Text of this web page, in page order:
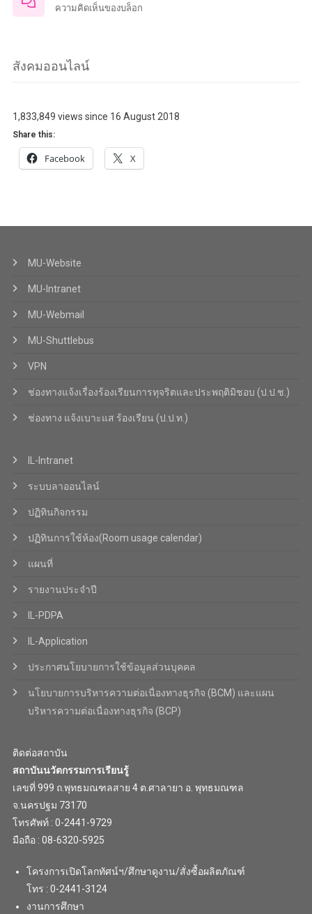
ความคิดเห็นของบล็อก
สังคมออนไลน์
1,833,849 views since 16 August 2018
Share this:
Facebook X
MU-Website
MU-Intranet
MU-Webmail
MU-Shuttlebus
VPN
ช่องทางแจ้งเรื่องร้องเรียนการทุจริตและประพฤติมิชอบ (ป.ป.ช.)
ช่องทาง แจ้งเบาะแส ร้องเรียน (ป.ป.ท.)
IL-Intranet
ระบบลาออนไลน์
ปฏิทินกิจกรรม
ปฏิทินการใช้ห้อง(Room usage calendar)
แผนที่
รายงานประจำปี
IL-PDPA
IL-Application
ประกาศนโยบายการใช้ข้อมูลส่วนบุคคล
นโยบายการบริหารความต่อเนื่องทางธุรกิจ (BCM) และแผน
บริหารความต่อเนื่องทางธุรกิจ (BCP)
ติดต่อสถาบัน
สถาบันนวัตกรรมการเรียนรู้
เลขที่ 999 ถ.พุทธมณฑลสาย 4 ต.ศาลายา อ. พุทธมณฑล
จ.นครปฐม 73170
โทรศัพท์ : 0-2441-9729
มือถือ : 08-6320-5925
โครงการเปิดโลกทัศน์ฯ/ศึกษาดูงาน/สั่งซื้อผลิตภัณฑ์
โทร : 0-2441-3124
งานการศึกษา